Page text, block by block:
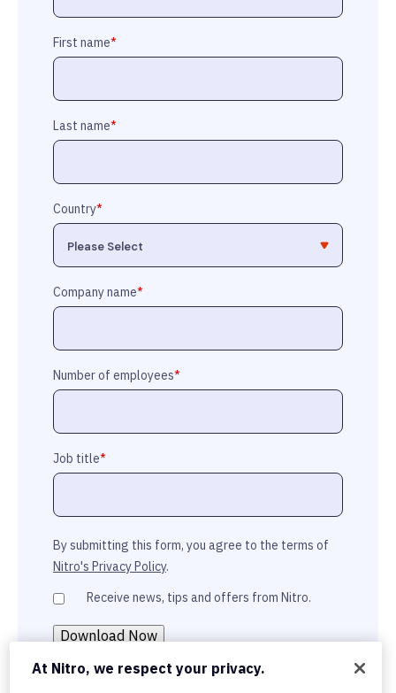
First name*
Last name*
Country*
Company name*
Number of employees*
Job title*
By submitting this form, you agree to the terms of
Nitro's Privacy Policy.
Receive news, tips and offers from Nitro.
At Nitro, we respect your privacy.